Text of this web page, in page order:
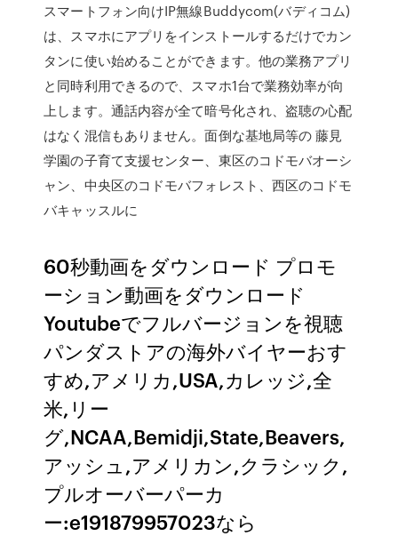
スマートフォン向けIP無線Buddycom(バディコム)
は、スマホにアプリをインストールするだけでカン
タンに使い始めることができます。他の業務アプリ
と同時利用できるので、スマホ1台で業務効率が向
上します。通話内容が全て暗号化され、盗聴の心配
はなく混信もありません。面倒な基地局等の 藤見
学園の子育て支援センター、東区のコドモバオーシ
ャン、中央区のコドモバフォレスト、西区のコドモ
バキャッスルに
60秒動画をダウンロード プロモ
ーション動画をダウンロード
Youtubeでフルバージョンを視聴
パンダストアの海外バイヤーおす
すめ,アメリカ,USA,カレッジ,全
米,リー
グ,NCAA,Bemidji,State,Beavers,
アッシュ,アメリカン,クラシック,
プルオーバーパーカ
ー:e191879957023なら